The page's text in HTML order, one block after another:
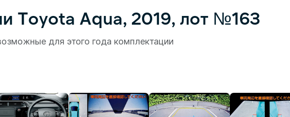
Toyota Aqua, 2019, лот №163
для этого года комплектации